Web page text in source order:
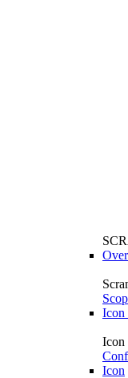
Icon
Icon
Icon